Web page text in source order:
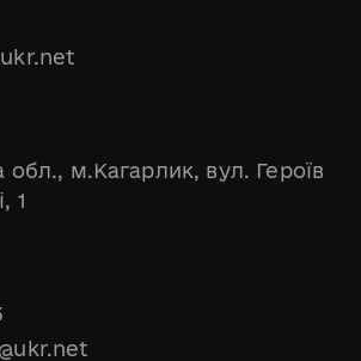
обл., м.Кагарлик, вул. Героїв
1